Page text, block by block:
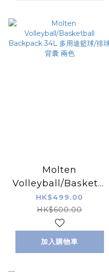
Molten
Volleyball/
Backpack 34L 多用
途籃球/排球背囊 兩色
HK$499.00
HK$600.00
加入購物車